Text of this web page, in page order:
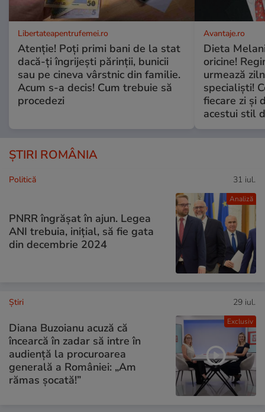
Libertateapentrufemei.ro
Atenție! Poți primi bani de la stat
dacă-ți îngrijești părinții, bunicii
sau pe cineva vârstnic din familie.
Acum s-a decis! Cum trebuie să
procedezi
Avantaje.ro
Dieta
oricine!
urmează
specialiști!
fiecare zi și
acestui stil
ȘTIRI ROMÂNIA
Analiză
Politică 31 iul.
PNRR îngrășat în ajun. Legea
ANI trebuia, inițial, să fie gata
din decembrie 2024
Exclusiv
Ştiri 29 iul.
Diana Buzoianu acuză că
încearcă în zadar să intre în
audiență la procuroarea
generală a României: „Am
rămas șocată!”